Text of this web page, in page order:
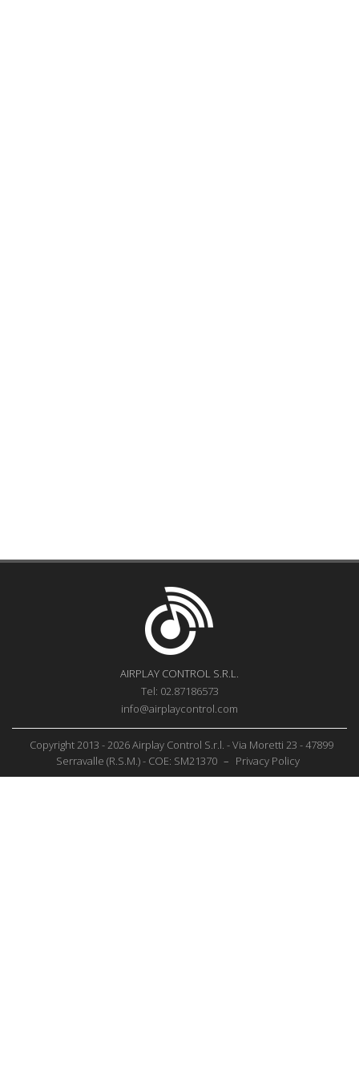
AIRPLAY CONTROL S.R.L.
Tel: 02.87186573
info@airplaycontrol.com
Copyright 2013 - 2026 Airplay Control S.r.l. - Via Moretti 23 - 47899
Serravalle (R.S.M.) - COE: SM21370 – Privacy Policy